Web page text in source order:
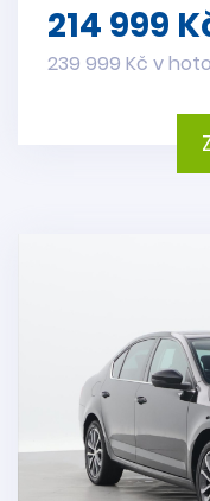
214 999
239 999 Kč v